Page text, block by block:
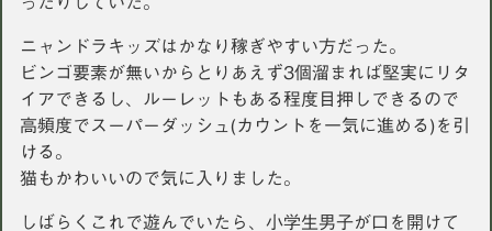
ニャンドラキッズはかなり稼ぎやすい方だった。
ビンゴ要素が無いからとりあえず3個溜まれば堅実にリタ
イアできるし、ルーレットもある程度目押しできるので
高頻度でスーパーダッシュ(カウントを一気に進める)を引
ける。
猫もかわいいので気に入りました。
しばらくこれで遊んでいたら、小学生男子が口を開けて